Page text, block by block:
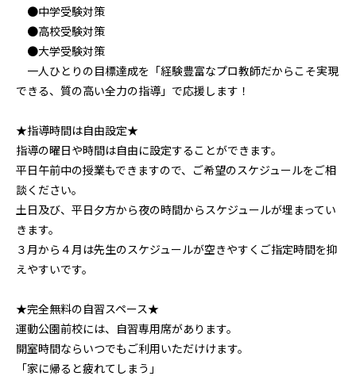
●中学受験対策
●高校受験対策
●大学受験対策
一人ひとりの目標達成を「経験豊富なプロ教師だからこそ実現
できる、質の高い全力の指導」で応援します！
★指導時間は自由設定★
指導の曜日や時間は自由に設定することができます。
平日午前中の授業もできますので、ご希望のスケジュールをご相
談ください。
土日及び、平日夕方から夜の時間からスケジュールが埋まってい
きます。
３月から４月は先生のスケジュールが空きやすくご指定時間を抑
えやすいです。
★完全無料の自習スペース★
運動公園前校には、自習専用席があります。
開室時間ならいつでもご利用いただけけます。
「家に帰ると疲れてしまう」